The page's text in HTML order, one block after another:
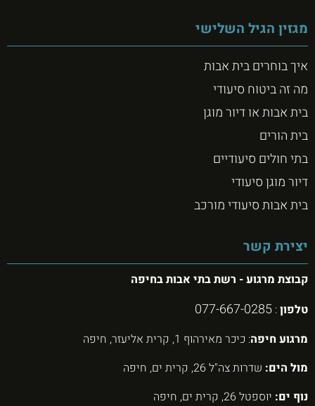
מגזין הגיל השלישי
איך בוחרים בית אבות
מה זה ביטוח סיעודי
בית אבות או דיור מוגן
בית הורים
בתי חולים סיעודיים
דיור מוגן סיעודי
בית אבות סיעודי מורכב
יצירת קשר
קבוצת מרגוע - רשת בתי אבות בחיפה
טלפון:
077-667-0285
מרגוע חיפה: כיכר מאירהוף 1, קרית אליעזר, חיפה
מול הים: שדרות צה"ל 26, קרית ים, חיפה
נוף ים: יוספטל 26, קרית ים, חיפה